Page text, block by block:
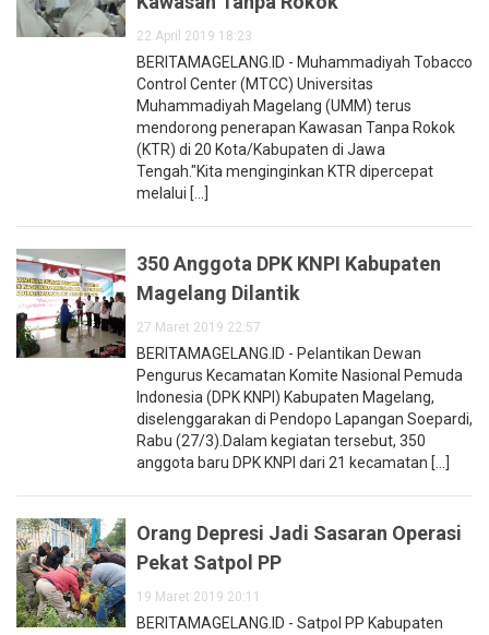
22 April 2019 18:23
BERITAMAGELANG.ID - Muhammadiyah Tobacco
Control Center (MTCC) Universitas
Muhammadiyah Magelang (UMM) terus
mendorong penerapan Kawasan Tanpa Rokok
(KTR) di 20 Kota/Kabupaten di Jawa
Tengah."Kita menginginkan KTR dipercepat
melalui [...]
350 Anggota DPK KNPI Kabupaten
Magelang Dilantik
27 Maret 2019 22:57
BERITAMAGELANG.ID - Pelantikan Dewan
Pengurus Kecamatan Komite Nasional Pemuda
Indonesia (DPK KNPI) Kabupaten Magelang,
diselenggarakan di Pendopo Lapangan Soepardi,
Rabu (27/3).Dalam kegiatan tersebut, 350
anggota baru DPK KNPI dari 21 kecamatan [...]
Orang Depresi Jadi Sasaran Operasi
Pekat Satpol PP
19 Maret 2019 20:11
BERITAMAGELANG.ID - Satpol PP Kabupaten